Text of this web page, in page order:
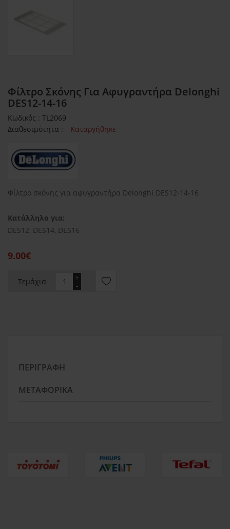
Φίλτρο Σκόνης Για Αφυγραντήρα Delonghi
DES12-14-16
Κωδικός : TL2069
Διαθεσιμότητα :
Καταργήθηκε
Φίλτρο σκόνης για αφυγραντήρα Delonghi DES12-14-16
Κατάλληλο για:
DES12, DES14, DES16
9.00€
Τεμάχια -
+
ΠΕΡΙΓΡΑΦΉ
ΜΕΤΑΦΟΡΙΚΆ